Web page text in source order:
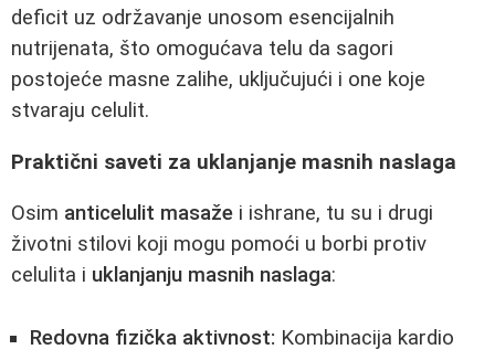
deficit uz održavanje unosom esencijalnih
nutrijenata, što omogućava telu da sagori
postojeće masne zalihe, uključujući i one koje
stvaraju celulit.
Praktični saveti za uklanjanje masnih naslaga
Osim anticelulit masaže i ishrane, tu su i drugi
životni stilovi koji mogu pomoći u borbi protiv
celulita i uklanjanju masnih naslaga:
Redovna fizička aktivnost: Kombinacija kardio